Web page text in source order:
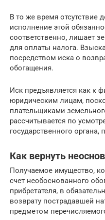
В то же время отсутствие
исполнение этой
соответственно, лишает
для оплаты налога.
посредством иска о
обогащения.
Иск предъявляется как к
юридическим лицам,
плательщиками
рассчитывается по
государственного
Как вернуть
Получаемое имущество,
счет необоснованного
прибретателя, в
возврату пострадавшей
предметом